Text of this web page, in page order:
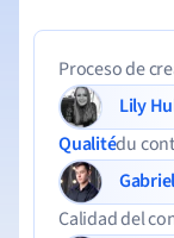
Proceso de
Lily
Qualitédu
Calidad del